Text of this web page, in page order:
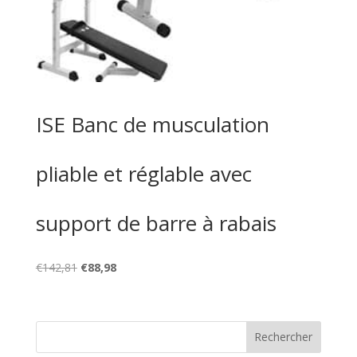
ISE Banc de musculation
pliable et réglable avec
support de barre à rabais
€142,81 Le
était :
€88,98Le
est :